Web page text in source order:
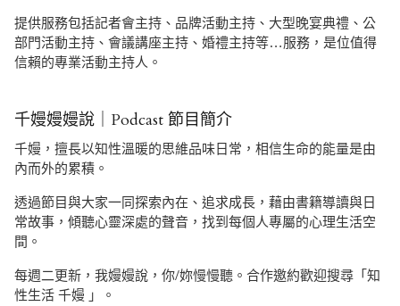
提供服務包括記者會主持、品牌活動主持、大型晚宴典禮、公
部門活動主持、會議講座主持、婚禮主持等…服務，是位值得
信賴的專業活動主持人。
千嫚嫚嫚說｜Podcast 節目簡介
千嫚，擅長以知性溫暖的思維品味日常，相信生命的能量是由
內而外的累積。
透過節目與大家一同探索內在、追求成長，藉由書籍導讀與日
常故事，傾聽心靈深處的聲音，找到每個人專屬的心理生活空
間。
每週二更新，我嫚嫚說，你/妳慢慢聽。合作邀約歡迎搜尋「知
性生活 千嫚 」。